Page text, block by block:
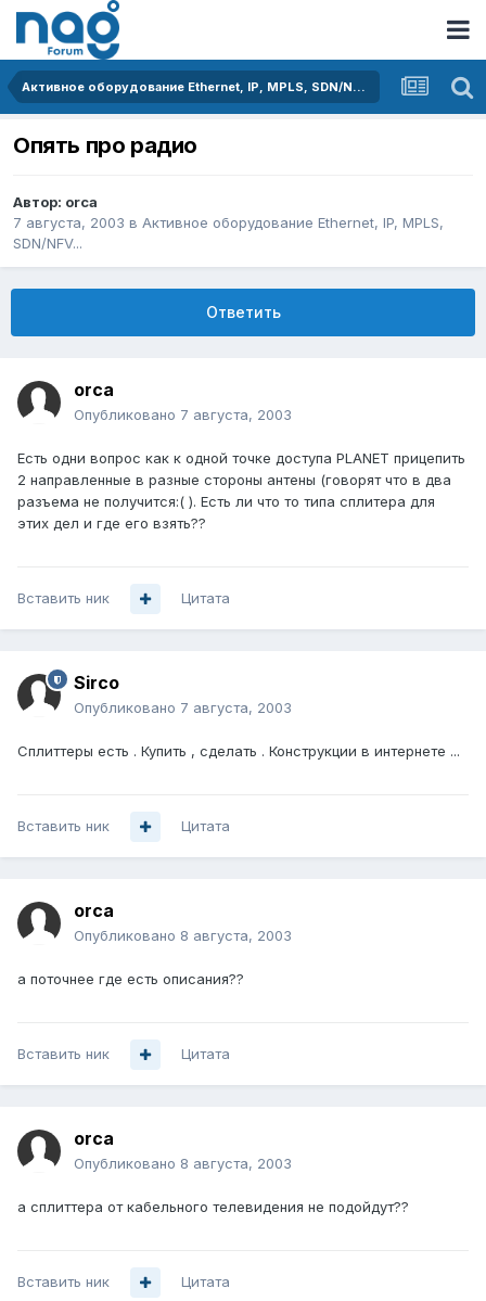
Активное оборудование Ethernet, IP, MPLS, SDN/NFV...
Опять про радио
Автор: orca
7 августа, 2003 в Активное оборудование Ethernet, IP, MPLS,
SDN/NFV...
Ответить
orca
Опубликовано 7 августа, 2003
Есть одни вопрос как к одной точке доступа PLANET прицепить
2 направленные в разные стороны антены (говорят что в два
разъема не получится:( ). Есть ли что то типа сплитера для
этих дел и где его взять??
Вставить ник Цитата
Sirco
Опубликовано 7 августа, 2003
Сплиттеры есть . Купить , сделать . Конструкции в интернете ...
Вставить ник Цитата
orca
Опубликовано 8 августа, 2003
а поточнее где есть описания??
Вставить ник Цитата
orca
Опубликовано 8 августа, 2003
а сплиттера от кабельного телевидения не подойдут??
Вставить ник Цитата